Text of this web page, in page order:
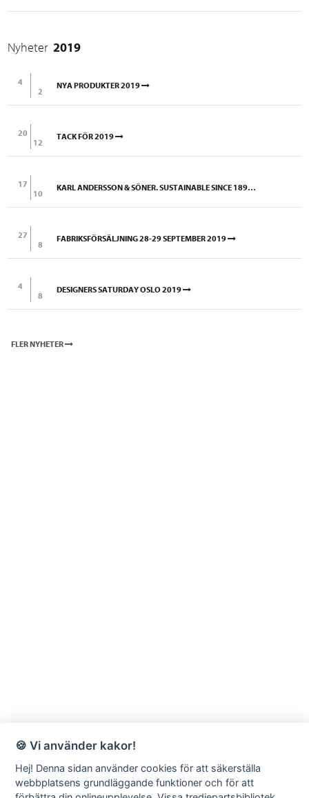
Nyheter 2019
4
2
NYA PRODUKTER 2019
20
12
TACK FÖR 2019
17
10
KARL ANDERSSON & SÖNER. SUSTAINABLE SINCE 1898.
27
8
FABRIKSFÖRSÄLJNING 28-29 SEPTEMBER 2019
4
8
DESIGNERS SATURDAY OSLO 2019
FLER NYHETER
🍪 Vi använder kakor!
Hej! Denna sidan använder cookies för att säkerställa
webbplatsens grundläggande funktioner och för att